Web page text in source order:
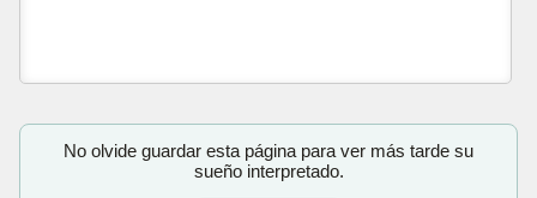
No olvide guardar esta página para ver más tarde su
sueño interpretado.